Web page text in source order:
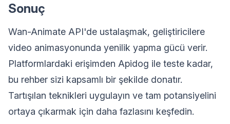
Sonuç
Wan-Animate API'de ustalaşmak, geliştiricilere
video animasyonunda yenilik yapma gücü verir.
Platformlardaki erişimden Apidog ile teste kadar,
bu rehber sizi kapsamlı bir şekilde donatır.
Tartışılan teknikleri uygulayın ve tam potansiyelini
ortaya çıkarmak için daha fazlasını keşfedin.